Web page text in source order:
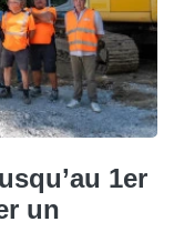
1er
un